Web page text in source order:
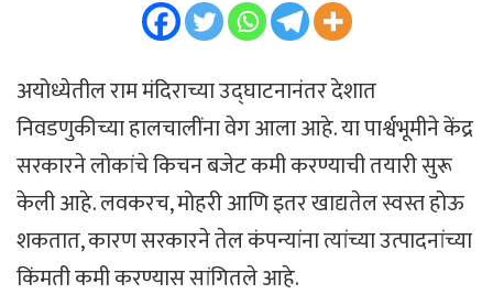
अयोध्येतील राम मंदिराच्या उद्घाटनानंतर देशात
निवडणुकीच्या हालचालींना वेग आला आहे. या पार्श्वभूमीने केंद्र
सरकारने लोकांचे किचन बजेट कमी करण्याची तयारी सुरू
केली आहे. लवकरच, मोहरी आणि इतर खाद्यतेल स्वस्त होऊ
शकतात, कारण सरकारने तेल कंपन्यांना त्यांच्या उत्पादनांच्या
किंमती कमी करण्यास सांगितले आहे.